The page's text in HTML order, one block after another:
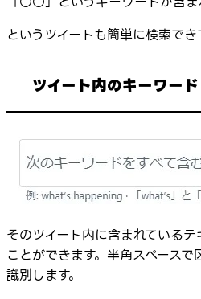
というツイートも簡単に検索でき
ツイート内のキーワード
そのツイート内に含まれている
ことができます。半角スペース
識別します。